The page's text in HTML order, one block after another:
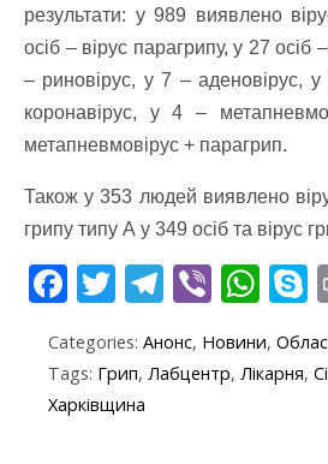
результати: у 989 виявлено
осіб – вірус парагрипу, у 27 осіб
– риновірус, у 7 – аденовірус,
коронавірус, у 4 –
метапневмовірус + парагрип.
Також у 353 людей виявлено
грипу типу А у 349 осіб та вірус
F
e
b
T
itt
er
T
e
gr
Vi
er
W
at
s
S
y
Categories: Анонс, Новини,
Tags: Грип, Лабцентр, Лікарня,
Харківщина